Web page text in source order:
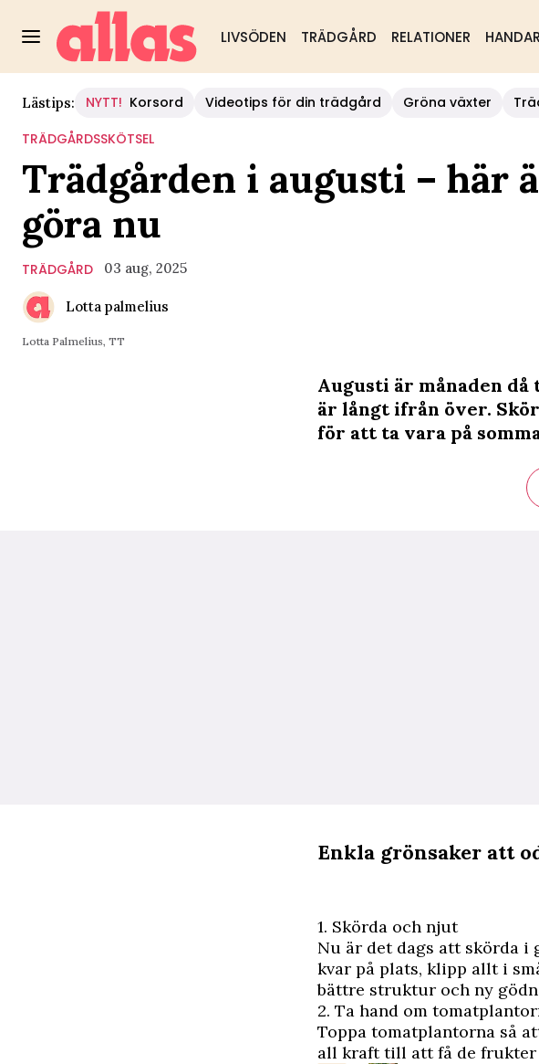
LIVSÖDEN TRÄDGÅRD RELATIONER
Lästips: NYTT! Korsord Videotips för din trädgård Gröna växter
TRÄDGÅRDSSKÖTSEL
Trädgården i augusti – här
göra nu
TRÄDGÅRD 03 aug, 2025
Lotta palmelius
Lotta Palmelius, TT
Augusti är månaden
är långt ifrån över.
för att ta vara på
Enkla grönsaker att
1. Skörda och njut
Nu är det dags att skörda i
kvar på plats, klipp allt i
bättre struktur och ny
2. Ta hand om
Toppa tomatplantorna så
all kraft till att få de frukter